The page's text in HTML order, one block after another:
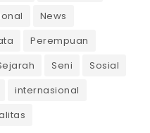
News
Perempuan
Seni
Sosial
internasional